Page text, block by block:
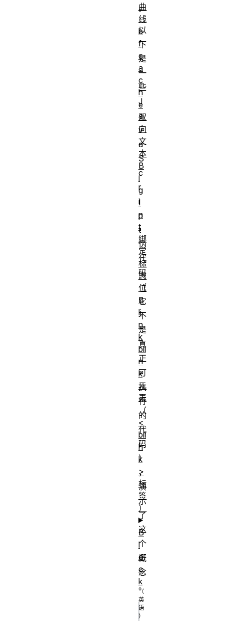
。
以
下
是
一
些
J
a
v
a
S
c
r
i
p
t
伪
代
码
（
它
不
是
真
正
可
执
行
的
代
码
）
，
演
示
了
这
个
概
念
。
曲
线
b
f
c
a
c
h
e
双
向
文
本
B
i
g
I
n
t
绑
定
标
志
位
B
li
n
k
bli
n
k
元
素
（
<
bli
n
k
>
标
签
）
B
l
o
c
k